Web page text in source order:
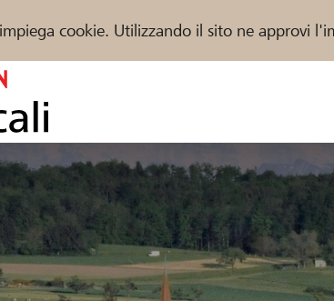
cookie. Utilizzando il sito ne approvi
& supporto Partner / Banche